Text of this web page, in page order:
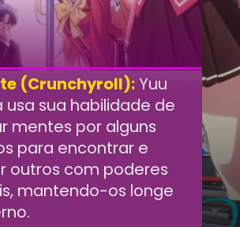
(Crunchyroll):Yuu
usa sua habilidade de
mentes por alguns
para encontrar e
outros com poderes
mantendo-os longe